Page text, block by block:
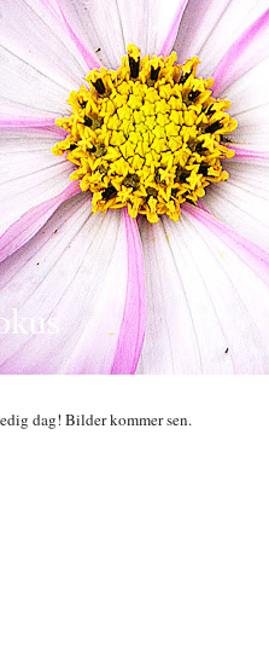
dag! Bilder kommer sen.